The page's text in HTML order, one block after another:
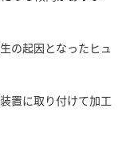
の起因となったヒュ
置に取り付けて加工